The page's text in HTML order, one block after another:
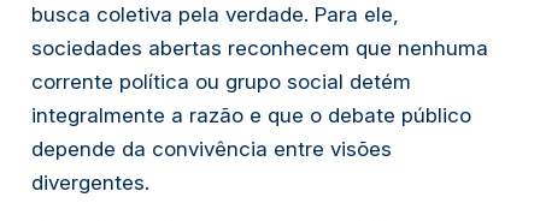
busca coletiva pela verdade. Para ele,
sociedades abertas reconhecem que nenhuma
corrente política ou grupo social detém
integralmente a razão e que o debate público
depende da convivência entre visões
divergentes.